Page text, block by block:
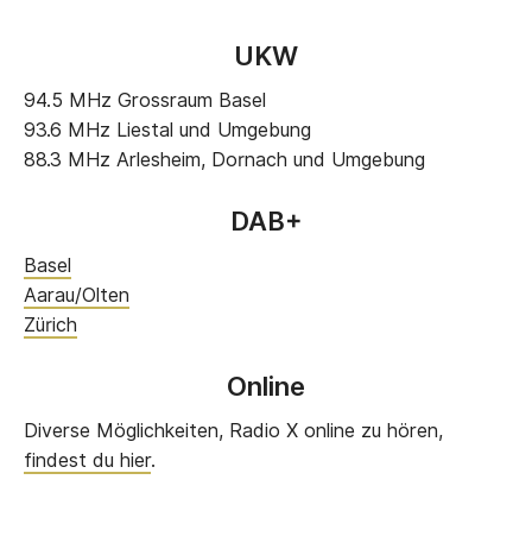
UKW
94.5 MHz Grossraum Basel
93.6 MHz Liestal und Umgebung
88.3 MHz Arlesheim, Dornach und Umgebung
DAB+
Basel
Aarau/Olten
Zürich
Online
Diverse Möglichkeiten, Radio X online zu hören,
findest du hier.